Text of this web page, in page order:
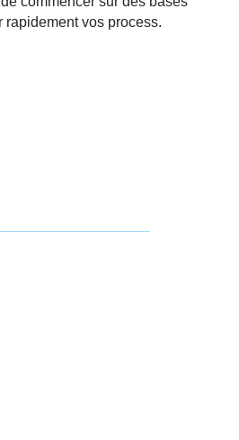
rapidement vos process.